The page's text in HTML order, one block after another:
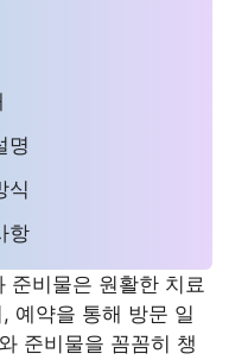
명
식
항
준비물은 원활한 치료
예약을 통해 방문 일
준비물을 꼼꼼히 챙